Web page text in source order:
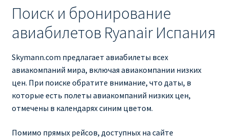
Поиск и бронирование
авиабилетов Ryanair Испания
Skymann.com предлагает авиабилеты всех
авиакомпаний мира, включая авиакомпании низких
цен. При поиске обратите внимание, что даты, в
которые есть полеты авиакомпаний низких цен,
отмечены в календарях синим цветом.
Помимо прямых рейсов, доступных на сайте